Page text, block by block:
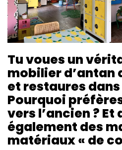
Tu voues un
mobilier d’antan
et restaures
Pourquoi
vers l’ancien ? Et
également des
matériaux « de